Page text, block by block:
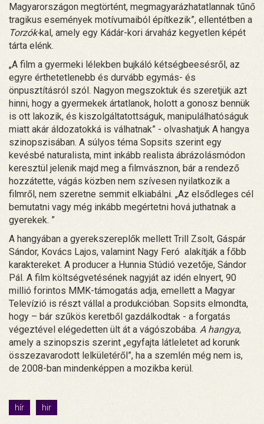
Magyarországon megtörtént, megmagyarázhatatlannak tűnő
tragikus események motívumaiból építkezik”, ellentétben a
Torzók-kal, amely egy Kádár-kori árvaház kegyetlen képét
tárta elénk.
„A film a gyermeki lélekben bujkáló kétségbeesésről, az
egyre érthetetlenebb és durvább egymás- és
önpusztításról szól. Nagyon megszoktuk és szeretjük azt
hinni, hogy a gyermekek ártatlanok, holott a gonosz bennük
is ott lakozik, és kiszolgáltatottságuk, manipulálhatóságuk
miatt akár áldozatokká is válhatnak” - olvashatjuk A hangya
szinopszisában. A súlyos téma Sopsits szerint egy
kevésbé naturalista, mint inkább realista ábrázolásmódon
keresztül jelenik majd meg a filmvásznon, bár a rendező
hozzátette, vágás közben nem szívesen nyilatkozik a
filmről, nem szeretne semmit elkiabálni. „Az elsődleges cél
bemutatni vagy még inkább megértetni hová juthatnak a
gyerekek. ”
A hangyában a gyerekszereplők mellett Trill Zsolt, Gáspár
Sándor, Kovács Lajos, valamint Nagy Feró alakítják a főbb
karaktereket. A producer a Hunnia Stúdió vezetője, Sándor
Pál. A film költségvetésének nagyját az idén elnyert, 90
millió forintos MMK-támogatás adja, emellett a Magyar
Televízió is részt vállal a produkcióban. Sopsits elmondta,
hogy – bár szűkös keretből gazdálkodtak - a forgatás
végeztével elégedetten ült át a vágószobába. A hangya,
amely a szinopszis szerint „egyfajta látleletet ad korunk
összezavarodott lelkületéről”, ha a szemlén még nem is,
de 2008-ban mindenképpen a mozikba kerül.
hír hir